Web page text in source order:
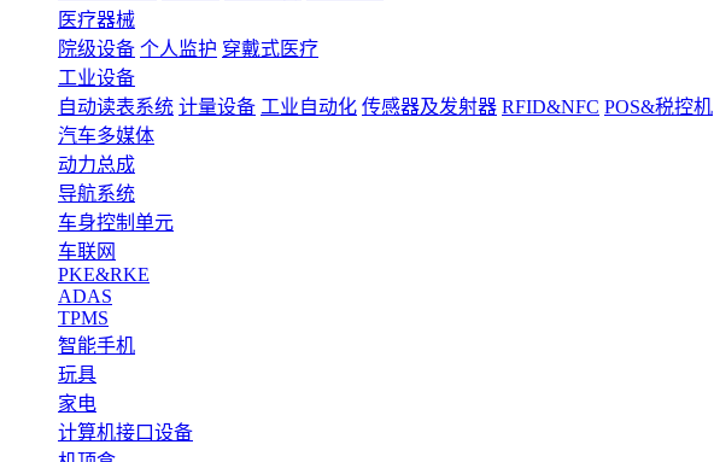
医疗器械
院级设备 个人监护 穿戴式医疗
工业设备
自动读表系统 计量设备 工业自动化 传感器及发射器 RFID&NFC POS&税控机
汽车多媒体
动力总成
导航系统
车身控制单元
车联网
PKE&RKE
ADAS
TPMS
智能手机
玩具
家电
计算机接口设备